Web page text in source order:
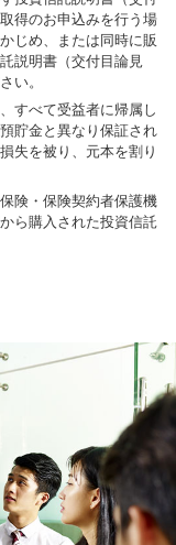
得のお申込みを行う場
じめ、または同時に販
説明書（交付目論見
い。
すべて受益者に帰属し
貯金と異なり保証され
失を被り、元本を割り
険・保険契約者保護機
ら購入された投資信託